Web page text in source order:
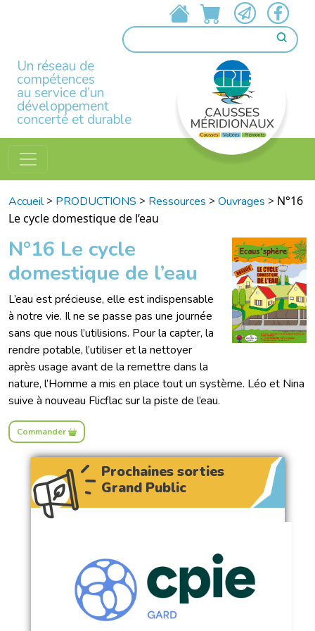
Un réseau de
compétences
au service d’un
développement
concerté et durable
Accueil> PRODUCTIONS > Ressources >Ouvrages > N°16
Le cycle domestique de l’eau
N°16 Le cycle
domestique de l’eau
L’eau est précieuse, elle est indispensable
à notre vie. Il ne se passe pas une journée
sans que nous l’utilisions. Pour la capter, la
rendre potable, l’utiliser et la nettoyer
après usage avant de la remettre dans la
nature, l’Homme a mis en place tout un système. Léo et Nina
suive à nouveau Flicflac sur la piste de l’eau.
Commander
Prochaines sorties
Grand Public